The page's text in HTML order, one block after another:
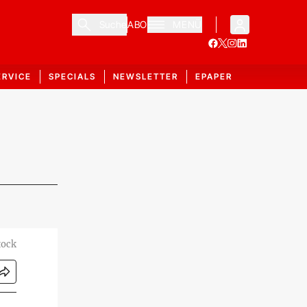
ABO
SPECIALS NEWSLETTER EPAPER